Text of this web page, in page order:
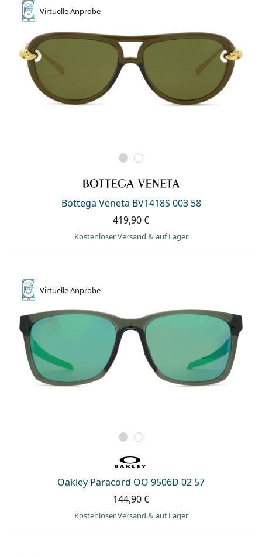
VirtuelleAnprobe
Bottega Veneta BV1418S 003 58
419,90 €
Kostenloser Versand & auf Lager
VirtuelleAnprobe
Oakley Paracord OO 9506D 02 57
144,90 €
Kostenloser Versand & auf Lager